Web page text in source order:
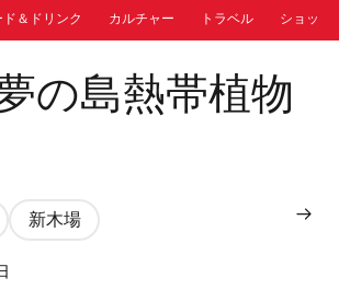
ド＆ドリンク カルチャー トラベル ショッピ
の島熱帯植物
新木場